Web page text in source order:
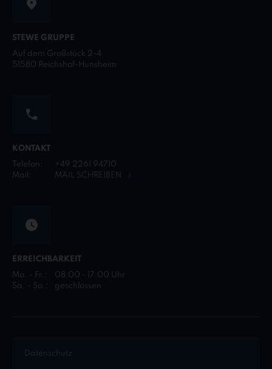
STEWE GRUPPE
Auf dem Großstück 2-4
51580 Reichshof-Hunsheim
KONTAKT
Telefon:
+49 2261 94710
Mail:
MAIL SCHREIBEN
ERREICHBARKEIT
Mo. - Fr.:
08:00 - 17:00 Uhr
Sa. - So.:
geschlossen
Datenschutz